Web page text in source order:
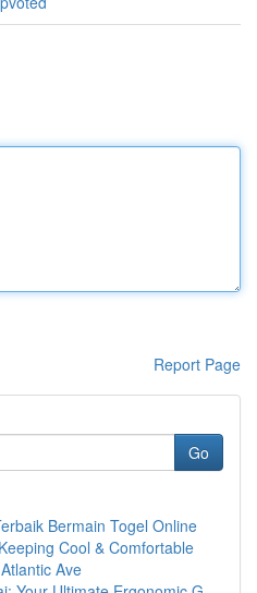
Report Page
Go
Bermain Togel Online
Cool & Comfortable
Ave